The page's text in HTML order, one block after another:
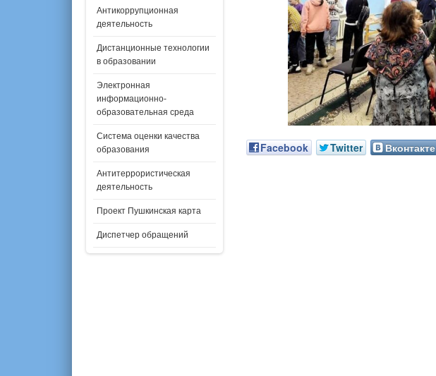
Антикоррупционная
деятельность
Дистанционные технологии
в образовании
Электронная
информационно-
образовательная среда
Система оценки качества
образования
Антитеррористическая
деятельность
Проект Пушкинская карта
Диспетчер обращений
Facebook Twitter Вконтакте